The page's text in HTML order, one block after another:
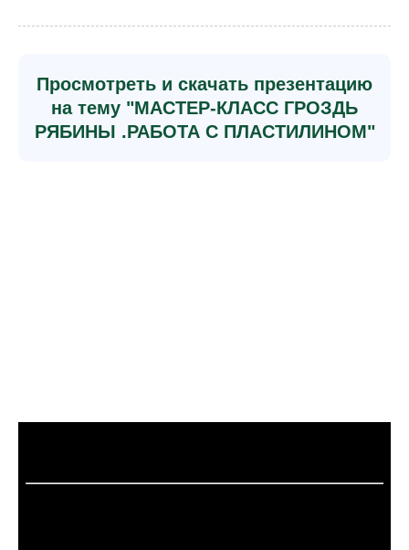
Просмотреть и скачать презентацию
на тему "МАСТЕР-КЛАСС ГРОЗДЬ
РЯБИНЫ .РАБОТА С ПЛАСТИЛИНОМ"